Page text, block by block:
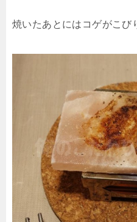
焼いたあとにはコゲがこび